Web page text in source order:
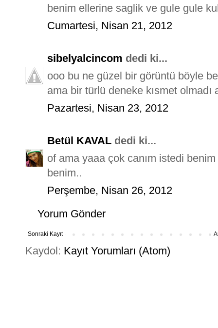
benim ellerine saglik ve gule gule
Cumartesi, Nisan 21, 2012
sibelyalcincom dedi ki...
ooo bu ne güzel bir görüntü böyle
ama bir türlü deneke kısmet olmadı
Pazartesi, Nisan 23, 2012
Betül KAVAL dedi ki...
of ama yaaa çok canım istedi
benim..
Perşembe, Nisan 26, 2012
Yorum Gönder
Sonraki Kayıt
Kaydol: Kayıt Yorumları (Atom)